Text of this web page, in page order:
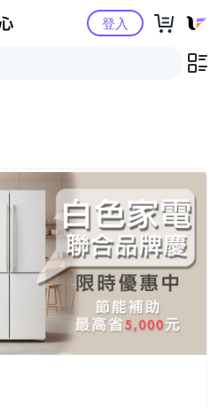
Yahoo購物中心登入